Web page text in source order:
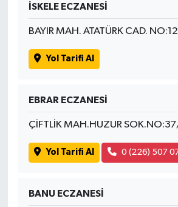
İSKELE ECZANESİ
BAYIR MAH. ATATÜRK CAD.
Yol Tarifi Al
EBRAR ECZANESİ
ÇİFTLİK MAH.HUZUR
Yol Tarifi Al 0 (226) 507
BANU ECZANESİ